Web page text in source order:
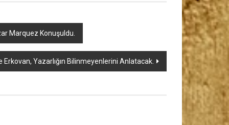
Marquez Konuşuldu.
Erkovan, Yazarlığın Bilinmeyenlerini Anlatacak.